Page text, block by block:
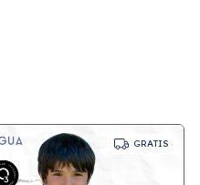
GRATIS